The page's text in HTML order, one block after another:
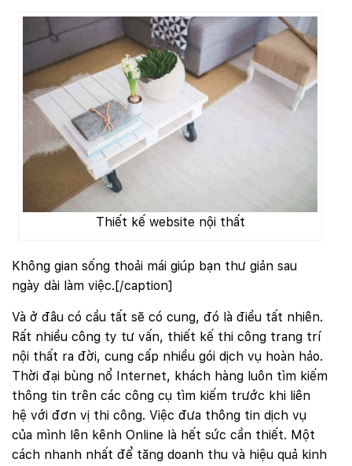
Thiết kế website nội thất
Không gian sống thoải mái giúp bạn thư giản sau
ngày dài làm việc.[/caption]
Và ở đâu có cầu tất sẽ có cung, đó là điều tất nhiên.
Rất nhiều công ty tư vấn, thiết kế thi công trang trí
nội thất ra đời, cung cấp nhiều gói dịch vụ hoàn hảo.
Thời đại bùng nổ Internet, khách hàng luôn tìm kiếm
thông tin trên các công cụ tìm kiếm trước khi liên
hệ với đơn vị thi công. Việc đưa thông tin dịch vụ
của mình lên kênh Online là hết sức cần thiết. Một
cách nhanh nhất để tăng doanh thu và hiệu quả kinh